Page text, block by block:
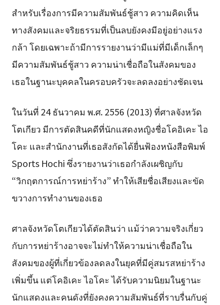
สำหรับเรื่องการมีความสัมพันธ์ชู้สาว ความคิดเห็น
ทางสังคมและจริยธรรมที่เป็นลบยังคงมีอยู่อย่างแรง
กล้า โดยเฉพาะถ้ามีการรายงานว่ามีแม่ที่มีเด็กเล็กๆ
มีความสัมพันธ์ชู้สาว ความน่าเชื่อถือในสังคมของ
เธอในฐานะบุคคลในครอบครัวจะลดลงอย่างชัดเจน
ในวันที่ 24 ธันวาคม พ.ศ. 2556 (2013) ที่ศาลจังหวัด
โตเกียว มีการตัดสินคดีที่นักแสดงหญิงชื่อโคอิเคะ ไอ
โคะ และสำนักงานที่เธอสังกัดได้ยื่นฟ้องหนังสือพิมพ์
Sports Hochi ซึ่งรายงานว่าเธอกำลังเผชิญกับ
“วิกฤตการณ์การหย่าร้าง” ทำให้เสียชื่อเสียงและขัด
ขวางการทำงานของเธอ
ศาลจังหวัดโตเกียวได้ตัดสินว่า แม้ว่าความจริงเกี่ยว
กับการหย่าร้างอาจจะไม่ทำให้ความน่าเชื่อถือใน
สังคมของผู้ที่เกี่ยวข้องลดลงในยุคที่มีคู่สมรสหย่าร้าง
เพิ่มขึ้น แต่โคอิเคะ ไอโคะ ได้รับความนิยมในฐานะ
นักแสดงและคนดังที่ยังคงความสัมพันธ์ที่ราบรื่นกับคู่